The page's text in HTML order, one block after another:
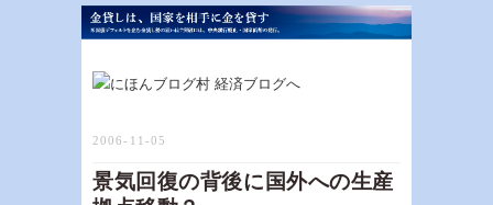
2006-11-05
景気回復の背後に国外への生産